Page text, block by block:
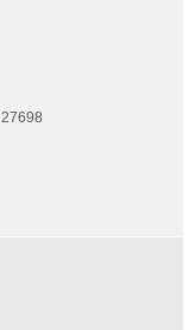
27698